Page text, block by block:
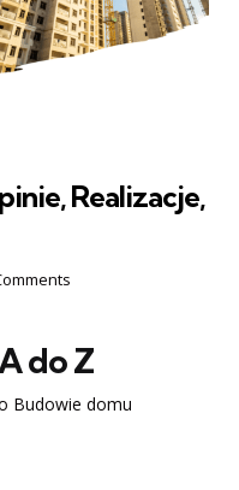
Realizacje,
do Z
Budowie domu